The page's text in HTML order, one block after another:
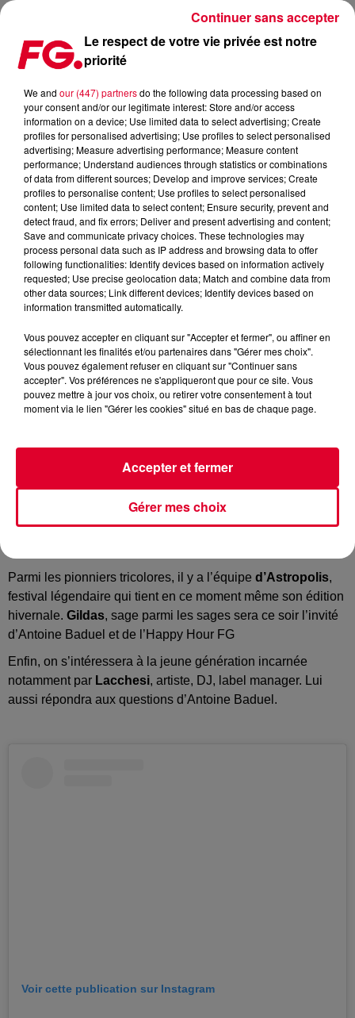
CE SOIR, IMMERSION DANS LA PUISSANTE SCÈNE TECHNO FRANÇAISE !
Publié : 9 février 2023 à 13h09 par Christophe HUBERT
Image d'illustration
Crédit : @pexels-aleksandar-pasaric
Ce soir, immersion dans la puissante, l’indomptable
Une scène en perpétuelle évolution, révolution et qui n’a
Parmi les pionniers tricolores, il y a l’équipe d’Astropolis,
festival légendaire qui tient en ce moment même son édition
hivernale. Gildas, sage parmi les sages sera ce soir l’invité
d’Antoine Baduel et de l’Happy Hour FG
Enfin, on s’intéressera à la jeune génération incarnée
notamment par Lacchesi, artiste, DJ, label manager. Lui
aussi répondra aux questions d’Antoine Baduel.
Voir cette publication sur Instagram
Le respect de votre vie privée est notre
priorité
We and our (447) partnersdo the following data processing based on
your consent and/or our legitimate interest: Store and/or access
information on a device; Use limited data to select advertising; Create
profiles for personalised advertising; Use profiles to select personalised
advertising; Measure advertising performance; Measure content
performance; Understand audiences through statistics or combinations
of data from different sources; Develop and improve services; Create
profiles to personalise content; Use profiles to select personalised
content; Use limited data to select content; Ensure security, prevent and
detect fraud, and fix errors; Deliver and present advertising and content;
Save and communicate privacy choices. These technologies may
process personal data such as IP address and browsing data to offer
following functionalities: Identify devices based on information actively
requested; Use precise geolocation data; Match and combine data from
other data sources; Link different devices; Identify devices based on
information transmitted automatically.
Vous pouvez accepter en cliquant sur "Accepter et fermer", ou affiner en
sélectionnant les finalités et/ou partenaires dans "Gérer mes choix".
Vous pouvez également refuser en cliquant sur "Continuer sans
accepter". Vos préférences ne s'appliqueront que pour ce site. Vous
pouvez mettre à jour vos choix, ou retirer votre consentement à tout
moment via le lien "Gérer les cookies" situé en bas de chaque page.
Gérer mes choix
Accepter et fermer
Continuer sans accepter